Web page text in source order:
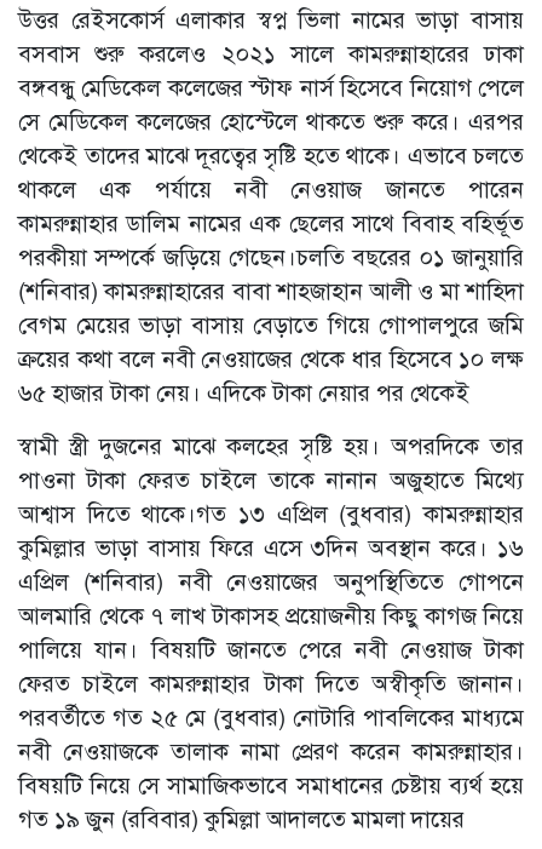
উত্তর রেইসকোর্স এলাকার স্বপ্ন ভিলা নামের ভাড়া বাসায়
বসবাস শুরু করলেও ২০২১ সালে কামরুন্নাহারের ঢাকা
বঙ্গবন্ধু মেডিকেল কলেজের স্টাফ নার্স হিসেবে নিয়োগ পেলে
সে মেডিকেল কলেজের হোস্টেলে থাকতে শুরু করে। এরপর
থেকেই তাদের মাঝে দূরত্বের সৃষ্টি হতে থাকে। এভাবে চলতে
থাকলে এক পর্যায়ে নবী নেওয়াজ জানতে পারেন
কামরুন্নাহার ডালিম নামের এক ছেলের সাথে বিবাহ বহির্ভূত
পরকীয়া সম্পর্কে জড়িয়ে গেছেন।চলতি বছরের ০১ জানুয়ারি
(শনিবার) কামরুন্নাহারের বাবা শাহজাহান আলী ও মা শাহিদা
বেগম মেয়ের ভাড়া বাসায় বেড়াতে গিয়ে গোপালপুরে জমি
ক্রয়ের কথা বলে নবী নেওয়াজের থেকে ধার হিসেবে ১০ লক্ষ
৬৫ হাজার টাকা নেয়। এদিকে টাকা নেয়ার পর থেকেই
স্বামী স্ত্রী দুজনের মাঝে কলহের সৃষ্টি হয়। অপরদিকে তার
পাওনা টাকা ফেরত চাইলে তাকে নানান অজুহাতে মিথ্যে
আশ্বাস দিতে থাকে।গত ১৩ এপ্রিল (বুধবার) কামরুন্নাহার
কুমিল্লার ভাড়া বাসায় ফিরে এসে ৩দিন অবস্থান করে। ১৬
এপ্রিল (শনিবার) নবী নেওয়াজের অনুপস্থিতিতে গোপনে
আলমারি থেকে ৭ লাখ টাকাসহ প্রয়োজনীয় কিছু কাগজ নিয়ে
পালিয়ে যান। বিষয়টি জানতে পেরে নবী নেওয়াজ টাকা
ফেরত চাইলে কামরুন্নাহার টাকা দিতে অস্বীকৃতি জানান।
পরবর্তীতে গত ২৫ মে (বুধবার) নোটারি পাবলিকের মাধ্যমে
নবী নেওয়াজকে তালাক নামা প্রেরণ করেন কামরুন্নাহার।
বিষয়টি নিয়ে সে সামাজিকভাবে সমাধানের চেষ্টায় ব্যর্থ হয়ে
গত ১৯ জুন (রবিবার) কুমিল্লা আদালতে মামলা দায়ের